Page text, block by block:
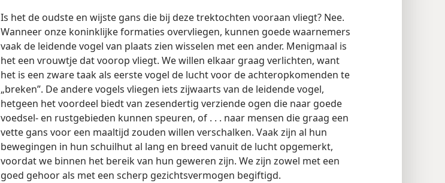
Is het de oudste en wijste gans die bij deze trektochten vooraan vliegt? Nee.
Wanneer onze koninklijke formaties overvliegen, kunnen goede waarnemers
vaak de leidende vogel van plaats zien wisselen met een ander. Menigmaal is
het een vrouwtje dat voorop vliegt. We willen elkaar graag verlichten, want
het is een zware taak als eerste vogel de lucht voor de achteropkomenden te
„breken”. De andere vogels vliegen iets zijwaarts van de leidende vogel,
hetgeen het voordeel biedt van zesendertig verziende ogen die naar goede
voedsel- en rustgebieden kunnen speuren, of . . . naar mensen die graag een
vette gans voor een maaltijd zouden willen verschalken. Vaak zijn al hun
bewegingen in hun schuilhut al lang en breed vanuit de lucht opgemerkt,
voordat we binnen het bereik van hun geweren zijn. We zijn zowel met een
goed gehoor als met een scherp gezichtsvermogen begiftigd.